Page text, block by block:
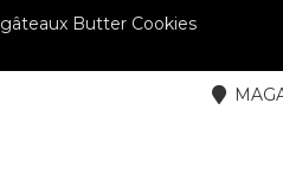
gâteaux Butter Cookies